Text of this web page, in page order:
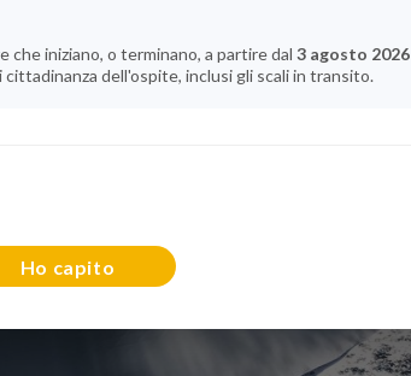
che iniziano, o terminano, a partire dal 3 agosto 2026
dell'ospite, inclusi gli scali in transito.
Ho capito